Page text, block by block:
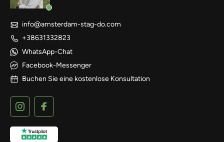
info@amsterdam-stag-do.com
+38631332823
WhatsApp-Chat
Facebook-Messenger
Buchen Sie eine kostenlose Konsultation